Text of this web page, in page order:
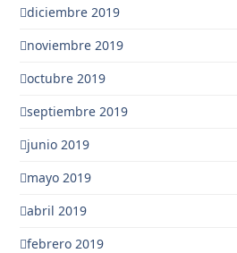
diciembre 2019
noviembre 2019
octubre 2019
septiembre 2019
junio 2019
mayo 2019
abril 2019
febrero 2019